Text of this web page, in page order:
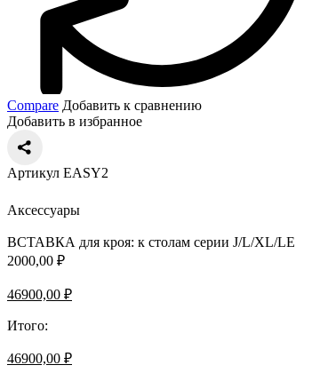
Compare Добавить к сравнению
Добавить в избранное
Артикул EASY2
Аксессуары
ВСТАВКА для кроя: к столам серии J/L/XL/LE
2000,00 ₽
46900,00 ₽
Итого:
46900,00 ₽